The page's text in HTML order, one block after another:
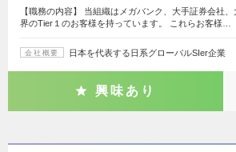
【職務の内容】 当組織はメガバンク、大手証券会社
界のTier１のお客様を持っています。 これらお客様…
会社概要 日本を代表する日系グローバルSIer企業
興味あり